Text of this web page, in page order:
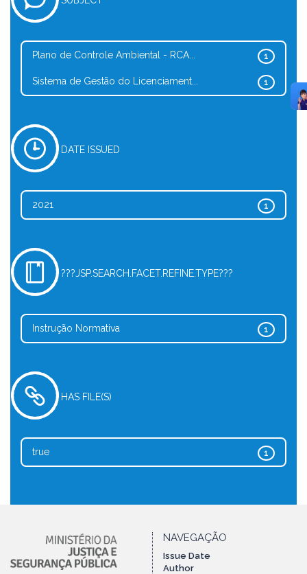
1
Plano de Controle Ambiental - RCA...
1
Sistema de Gestão do Licenciament...
DATE ISSUED
1
2021
???JSP.SEARCH.FACET.REFINE.TYPE???
1
Instrução Normativa
HAS FILE(S)
1
true
NAVEGAÇÃO
Issue Date
Author